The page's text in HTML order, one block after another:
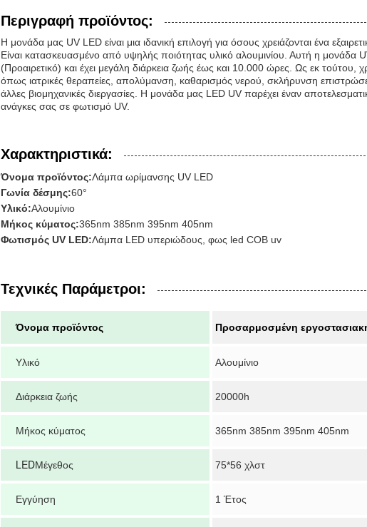
Περιγραφή προϊόντος:
Η μονάδα μας UV LED είναι μια ιδανική επιλογή για όσους χρειάζονται ένα
Είναι κατασκευασμένο από υψηλής ποιότητας υλικό αλουμινίου. Αυτή η
(Προαιρετικό) και έχει μεγάλη διάρκεια ζωής έως και 10.000 ώρες. Ως εκ τούτου,
όπως ιατρικές θεραπείες, απολύμανση, καθαρισμός νερού, σκλήρυνση
άλλες βιομηχανικές διεργασίες. Η μονάδα μας LED UV παρέχει έναν
ανάγκες σας σε φωτισμό UV.
Χαρακτηριστικά:
Όνομα προϊόντος:Λάμπα ωρίμανσης UV LED
Γωνία δέσμης:60°
Υλικό:Αλουμίνιο
Μήκος κύματος:365nm 385nm 395nm 405nm
Φωτισμός UV LED:Λάμπα LED υπεριώδους, φως led COB uv
Τεχνικές Παράμετροι:
Όνομα προϊόντος Προσαρμοσμένη
Υλικό Αλουμίνιο
Διάρκεια ζωής 20000h
Μήκος κύματος 365nm 385nm 395nm 405nm
LEDΜέγεθος 75*56 χλστ
Εγγύηση 1 Έτος